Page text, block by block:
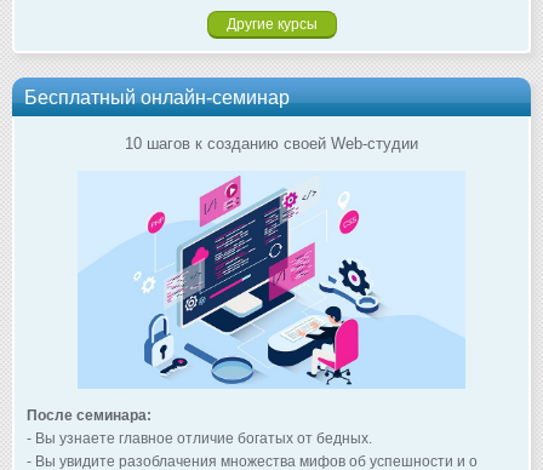
Другие курсы
Бесплатный онлайн-семинар
10 шагов к созданию своей Web-студии
После семинара:
- Вы узнаете главное отличие богатых от бедных.
- Вы увидите разоблачения множества мифов об успешности и о